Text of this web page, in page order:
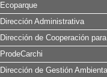
Ecoparque
Dirección Administrativa
Dirección de Cooperación
ProdeCarchi
Dirección de Gestión Ambiental